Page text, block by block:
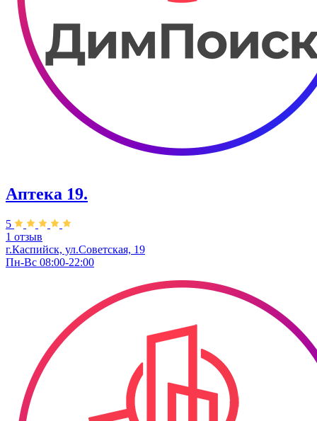
Аптека 19.
5
1 отзыв
г.Каспийск, ул.Советская, 19
Пн-Вс 08:00-22:00